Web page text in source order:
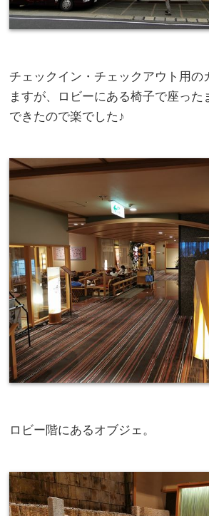
チェックイン・チェックアウト用の
ますが、ロビーにある椅子で座った
できたので楽でした♪
ロビー階にあるオブジェ。